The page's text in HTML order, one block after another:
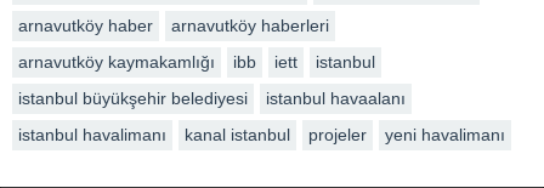
arnavutköy haber
arnavutköy haberleri
arnavutköy kaymakamlığı
ibb iett
istanbul
istanbul büyükşehir belediyesi
istanbul havaalanı
istanbul havalimanı
kanal istanbul projeler yeni havalimanı